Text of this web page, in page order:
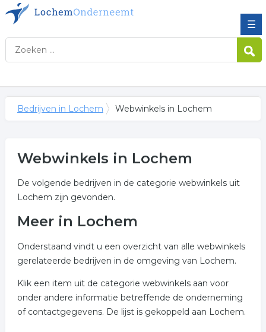
☰
Bedrijven in Lochem Webwinkels in Lochem
Webwinkels in Lochem
De volgende bedrijven in de categorie webwinkels uit
Lochem zijn gevonden.
Meer in Lochem
Onderstaand vindt u een overzicht van alle webwinkels
gerelateerde bedrijven in de omgeving van Lochem.
Klik een item uit de categorie webwinkels aan voor
onder andere informatie betreffende de onderneming
of contactgegevens. De lijst is gekoppeld aan Lochem.